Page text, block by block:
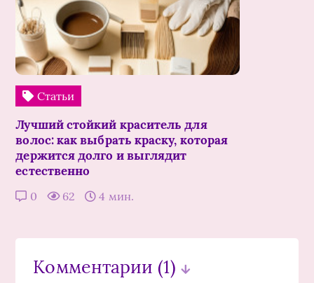
Статьи
Лучший стойкий краситель для
волос: как выбрать краску, которая
держится долго и выглядит
естественно
0 62 4 мин.
Комментарии (1)